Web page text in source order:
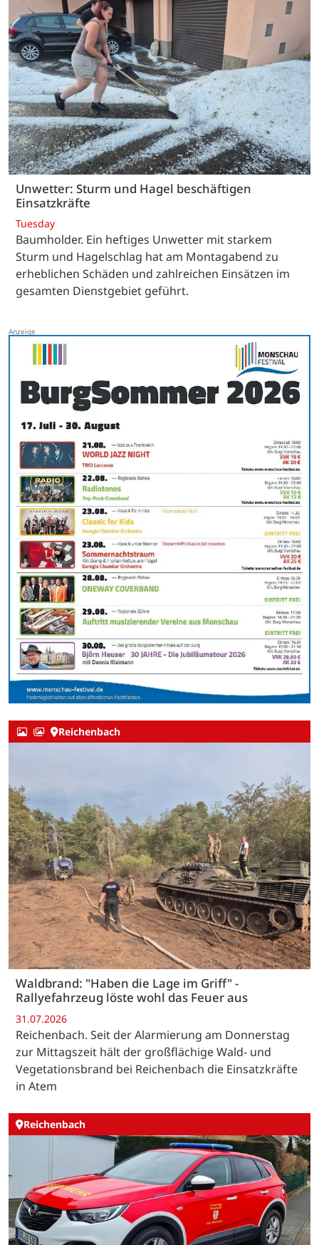
Unwetter: Sturm und Hagel beschäftigen
Einsatzkräfte
Tuesday
Baumholder. Ein heftiges Unwetter mit starkem
Sturm und Hagelschlag hat am Montagabend zu
erheblichen Schäden und zahlreichen Einsätzen im
gesamten Dienstgebiet geführt.
Reichenbach
Waldbrand: "Haben die Lage im Griff" -
Rallyefahrzeug löste wohl das Feuer aus
31.07.2026
Reichenbach. Seit der Alarmierung am Donnerstag
zur Mittagszeit hält der großflächige Wald- und
Vegetationsbrand bei Reichenbach die Einsatzkräfte
in Atem
Reichenbach